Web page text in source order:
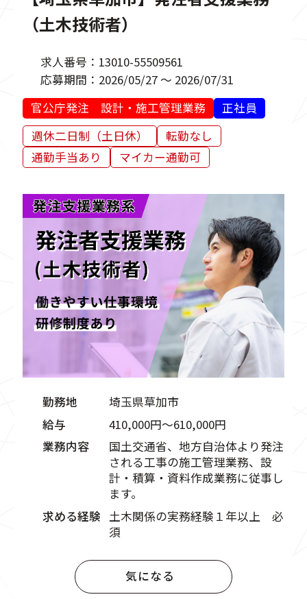
（土木技術者）
求人番号： 13010-55509561
応募期間： 2026/05/27 ～ 2026/07/31
官公庁発注 設計・施工管理業務
正社員
週休二日制（土日休）
転勤なし
通勤手当あり
マイカー通勤可
勤務地
埼玉県草加市
給与
410,000円〜610,000円
業務内容
国土交通省、地方自治体より発注
される工事の施工管理業務、設
計・積算・資料作成業務に従事し
ます。
求める経験 土木関係の実務経験１年以上 必
須
気になる